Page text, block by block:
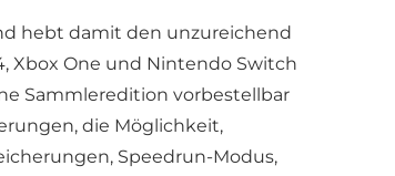
hebt damit den unzureichend
Xbox One und Nintendo Switch
Sammleredition vorbestellbar
die Möglichkeit,
Speedrun-Modus,